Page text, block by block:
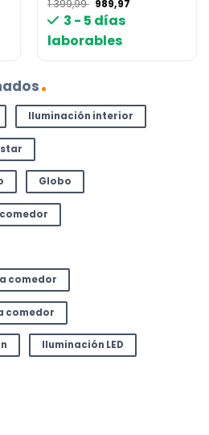
1.399,99 El
precio
original
1.399,99 €.
989,97
3 - 5 días
laborables
Iluminación interior
Globo
comedor
comedor
Iluminación LED